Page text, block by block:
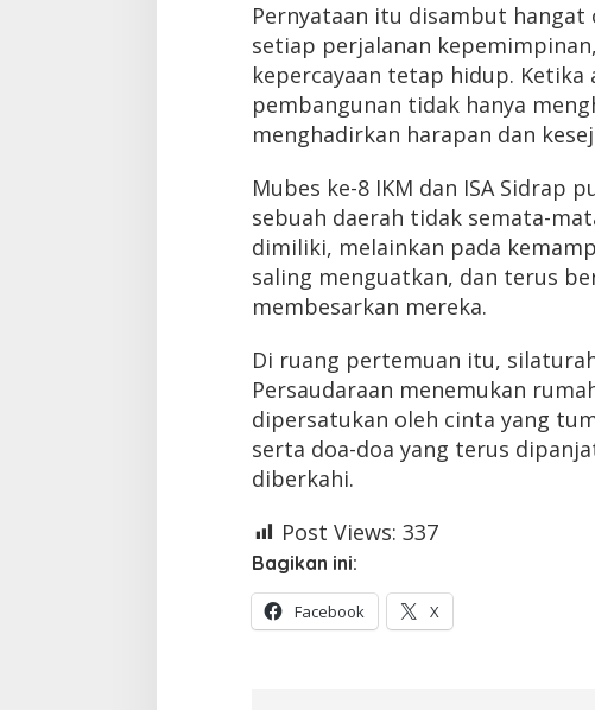
Pernyataan itu disambut hangat
setiap perjalanan
kepercayaan tetap hidup.
pembangunan tidak hanya
menghadirkan harapan dan
Mubes ke-8 IKM dan ISA Sidrap
sebuah daerah tidak semata-
dimiliki, melainkan pada
saling menguatkan, dan terus
membesarkan mereka.
Di ruang pertemuan itu,
Persaudaraan menemukan
dipersatukan oleh cinta yang
serta doa-doa yang terus
diberkahi.
Post Views: 337
Bagikan ini:
Facebook X